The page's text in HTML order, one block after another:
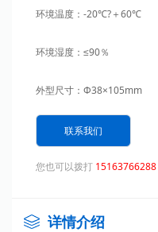
环境温度：-20℃?＋60℃
环境湿度：≤90％
外型尺寸：Φ38×105mm
重量：0.1Kg
：IP66
联系我们
您也可以拨打 15163766288
详情介绍